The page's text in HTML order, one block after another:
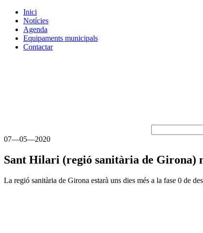
Inici
Notícies
Agenda
Equipaments municipals
Contactar
07—05—2020
Sant Hilari (regió sanitària de Girona)
La regió sanitària de Girona estarà uns dies més a la fase 0 de